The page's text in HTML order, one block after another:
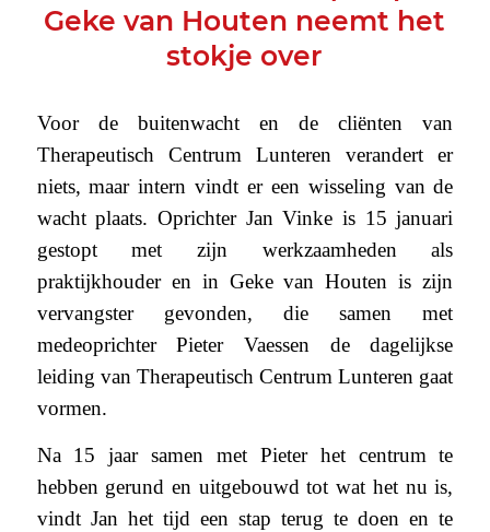
Geke van Houten neemt het
stokje over
Voor de buitenwacht en de cliënten van
Therapeutisch Centrum Lunteren verandert er
niets, maar intern vindt er een wisseling van de
wacht plaats. Oprichter Jan Vinke is 15 januari
gestopt met zijn werkzaamheden als
praktijkhouder en in Geke van Houten is zijn
vervangster gevonden, die samen met
medeoprichter Pieter Vaessen de dagelijkse
leiding van Therapeutisch Centrum Lunteren gaat
vormen.
Na 15 jaar samen met Pieter het centrum te
hebben gerund en uitgebouwd tot wat het nu is,
vindt Jan het tijd een stap terug te doen en te